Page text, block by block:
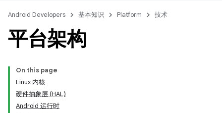
Android Developers 基本知识 Platform 技术
平台架构
On this page
Linux 内核
硬件抽象层 (HAL)
Android 运行时